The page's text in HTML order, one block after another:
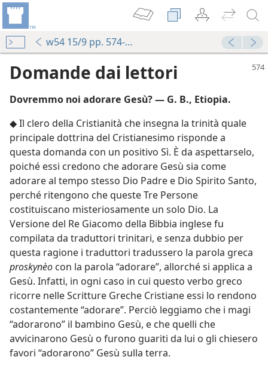
w54 15/9 pp. 574-575
1971
Domande dai lettori
Dovremmo noi adorare Gesù? — G. B., Etiopia.
◆ Il clero della Cristianità che insegna la trinità quale
principale dottrina del Cristianesimo risponde a
questa domanda con un positivo Sì. È da aspettarselo,
poiché essi credono che adorare Gesù sia come
adorare al tempo stesso Dio Padre e Dio Spirito Santo,
perché ritengono che queste Tre Persone
costituiscano misteriosamente un solo Dio. La
Versione del Re Giacomo della Bibbia inglese fu
compilata da traduttori trinitari, e senza dubbio per
questa ragione i traduttori tradussero la parola greca
proskynèo con la parola “adorare”, allorché si applica a
Gesù. Infatti, in ogni caso in cui questo verbo greco
ricorre nelle Scritture Greche Cristiane essi lo rendono
costantemente “adorare”. Perciò leggiamo che i magi
“adorarono” il bambino Gesù, e che quelli che
avvicinarono Gesù o furono guariti da lui o gli chiesero
favori “adorarono” Gesù sulla terra.